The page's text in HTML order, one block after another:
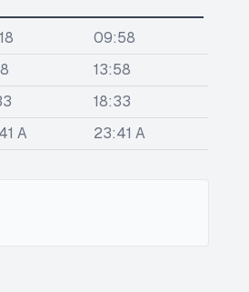
09:58
13:58
18:33
A 23:41 A